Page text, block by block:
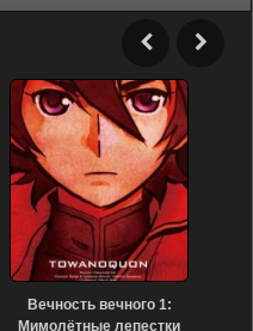
Вечность вечного 1:
Мимолётные лепестки